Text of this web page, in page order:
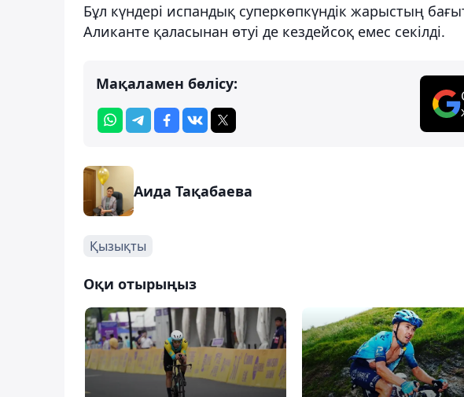
Бұл күндері испандық суперкөпкүндік жарыстың
Аликанте қаласынан өтуі де кездейсоқ емес секілді.
Мақаламен бөлісу:
Аида Тақабаева
Қызықты
Оқи отырыңыз